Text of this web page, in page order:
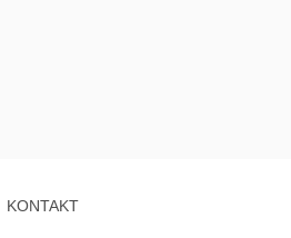
KONTAKT